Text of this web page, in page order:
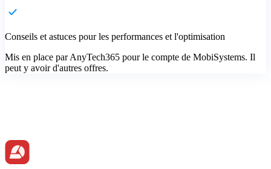
Conseils et astuces pour les performances et l'optimisation
Mis en place par AnyTech365 pour le compte de MobiSystems. Il
peut y avoir d'autres offres.